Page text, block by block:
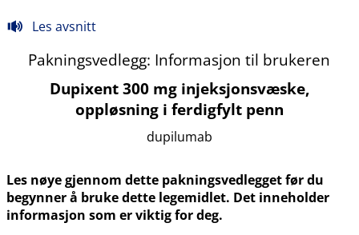
Les avsnitt
Pakningsvedlegg: Informasjon til brukeren
Dupixent 300 mg injeksjonsvæske,
oppløsning i ferdigfylt penn
dupilumab
Les nøye gjennom dette pakningsvedlegget før du
begynner å bruke dette legemidlet. Det inneholder
informasjon som er viktig for deg.